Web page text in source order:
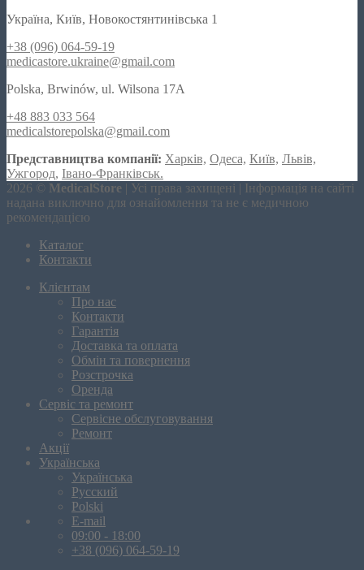
Україна, Київ, Новокостянтинівська 1
+38 (096) 064-59-19
medicastore.ukraine@gmail.com
Polska, Brwinów, ul. Wilsona 17A
+48 883 033 564
medicalstorepolska@gmail.com
Представництва компанії: Харків, Одеса, Київ, Львів,
Ужгород, Івано-Франківськ.
2026 © MedicalStore | Усі права захищені | Інформація на сайті
надана виключно для ознайомлення та не є медичною
рекомендацією
Каталог
Контакти
Клієнтам
Про нас
Контакти
Гарантія
Доставка та оплата
Обмін та повернення
Розстрочка
Оренда
Сервіс та ремонт
Сервісне обслуговування
Ремонт
Акції
Українська
Українська
Русский
Polski
E-mail
09:00 - 18:00
+38 (096) 064-59-19